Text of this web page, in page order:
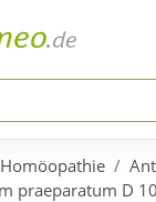
praeparatum D